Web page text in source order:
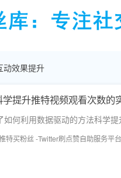
动效果提升
提升推特视频观看次数的
如何利用数据驱动的方法科学
特买粉丝 -Twitter刷点赞自助服务平台